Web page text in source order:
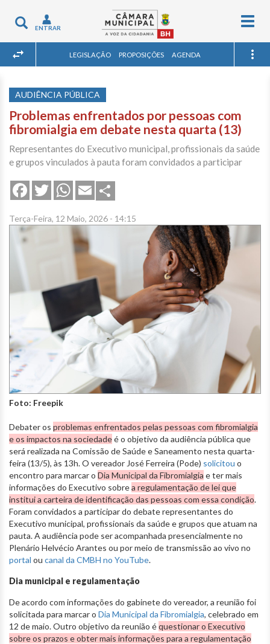
Toggle
navigation
ENTRAR
LEGISLAÇÃO PROPOSIÇÕES AGENDA
AUDIÊNCIA PÚBLICA
Problemas enfrentados por pessoas com
fibromialgia em debate nesta quarta (13)
Representantes do Executivo municipal, profissionais da saúde
e grupos vinculados à pauta foram convidados a participar
FacebookTwitterWhatsApp
Email
Terça-Feira, 12 Maio, 2026 - 14:15
Foto: Freepik
Debater os problemas enfrentados pelas pessoas com fibromialgia
e os impactos na sociedadeé o objetivo da audiência pública que
será realizada na Comissão de Saúde e Saneamento nesta quarta-
feira (13/5), às 13h. O vereador José Ferreira (Pode) solicitou o
encontro para marcar o Dia Municipal da Fibromialgia e ter mais
informações do Executivo sobrea regulamentação de lei que
institui a carteira de identificação das pessoas com essa condição.
Foram convidados a participar do debate representantes do
Executivo municipal, profissionais da saúde e grupos que atuam na
pauta. A audiência pode ser acompanhada presencialmente no
Plenário Helvécio Arantes ou por meio de transmissão ao vivo no
portal ou canal da CMBH no YouTube.
Dia municipal e regulamentação
De acordo com informações do gabinete do vereador, a reunião foi
solicitada para marcar o Dia Municipal da Fibromialgia, celebrado em
12 de maio. Outro objetivo da reunião équestionar o Executivo
sobre os prazos e obter mais informações para a regulamentação